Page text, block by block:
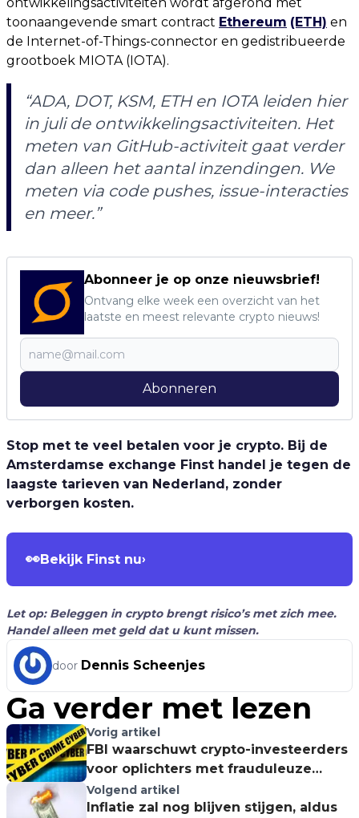
ontwikkelingsactiviteiten wordt afgerond met
toonaangevende smart contract Ethereum (ETH) en
de Internet-of-Things-connector en gedistribueerde
grootboek MIOTA (IOTA).
“ADA, DOT, KSM, ETH en IOTA leiden hier
in juli de ontwikkelingsactiviteiten. Het
meten van GitHub-activiteit gaat verder
dan alleen het aantal inzendingen. We
meten via code pushes, issue-interacties
en meer.”
Abonneer je op onze nieuwsbrief!
Ontvang elke week een overzicht van het
laatste en meest relevante crypto nieuws!
Abonneren
Stop met te veel betalen voor je crypto. Bij de
Amsterdamse exchange Finst handel je tegen de
laagste tarieven van Nederland, zonder
verborgen kosten.
👀Bekijk Finst nu›
Let op: Beleggen in crypto brengt risico’s met zich mee.
Handel alleen met geld dat u kunt missen.
door Dennis Scheenjes
Ga verder met lezen
Vorig artikel
FBI waarschuwt crypto-investeerders
voor oplichters met frauduleuze
applicaties
Volgend artikel
Inflatie zal nog blijven stijgen, aldus